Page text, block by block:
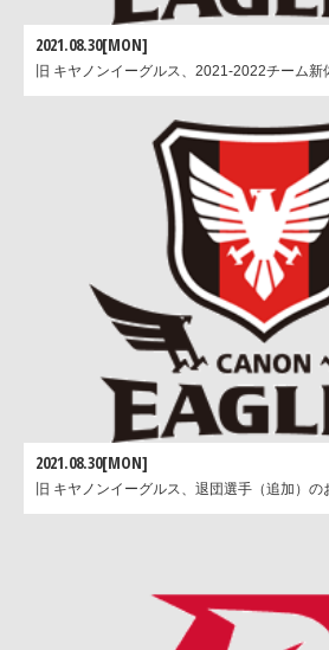
2021.08.30[MON]
旧 キヤノンイーグルス、2021-2022チーム新
2021.08.30[MON]
旧 キヤノンイーグルス、退団選手（追加）の